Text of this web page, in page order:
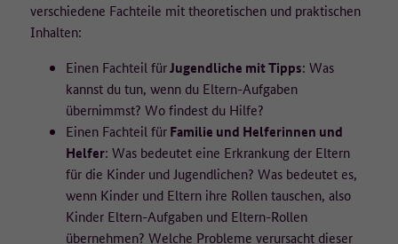
verschiedene Fachteile mit theoretischen und praktischen
Inhalten:
Einen Fachteil fürJugendliche mit Tipps: Was
kannst du tun, wenn du Eltern-Aufgaben
übernimmst? Wo findest du Hilfe?
Einen Fachteil fürFamilie und Helferinnen und
Helfer: Was bedeutet eine Erkrankung der Eltern
für die Kinder und Jugendlichen? Was bedeutet es,
wenn Kinder und Eltern ihre Rollen tauschen, also
Kinder Eltern-Aufgaben und Eltern-Rollen
übernehmen? Welche Probleme verursacht dieser
Wie lange werden die Daten gespeichert?
danach gelöscht.
Auf welcher Rechtsgrundlage werden die Daten erfasst?
Rechtsgrundlage für die Erfassung der Daten ist die Einwilligung der
Nutzenden nach Art. 6 Abs. 1 Buchstabe a der Datenschutz-
Grundverordnung (DSGVO). Die Einwilligung kann auf der
Datenschutzseite jederzeit widerrufen werden. Die Rechtmäßigkeit
der bis zum Widerruf erfolgten Datenverarbeitung bleibt davon
unberührt.